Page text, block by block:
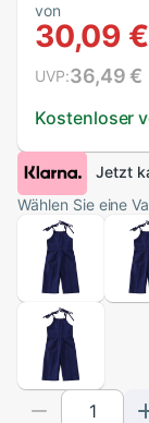
von
30,09 €
Kostenloser
UVP:36,49 €
Jetzt
Wählen Sie eine